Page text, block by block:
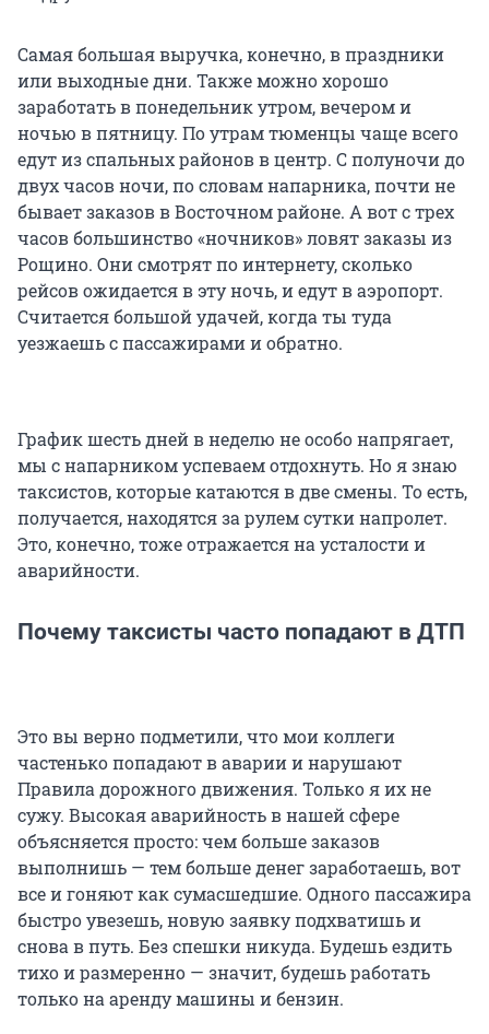
Самая большая выручка, конечно, в праздники
или выходные дни. Также можно хорошо
заработать в понедельник утром, вечером и
ночью в пятницу. По утрам тюменцы чаще всего
едут из спальных районов в центр. С полуночи до
двух часов ночи, по словам напарника, почти не
бывает заказов в Восточном районе. А вот с трех
часов большинство «ночников» ловят заказы из
Рощино. Они смотрят по интернету, сколько
рейсов ожидается в эту ночь, и едут в аэропорт.
Считается большой удачей, когда ты туда
уезжаешь с пассажирами и обратно.
График шесть дней в неделю не особо напрягает,
мы с напарником успеваем отдохнуть. Но я знаю
таксистов, которые катаются в две смены. То есть,
получается, находятся за рулем сутки напролет.
Это, конечно, тоже отражается на усталости и
аварийности.
Почему таксисты часто попадают в ДТП
Это вы верно подметили, что мои коллеги
частенько попадают в аварии и нарушают
Правила дорожного движения. Только я их не
сужу. Высокая аварийность в нашей сфере
объясняется просто: чем больше заказов
выполнишь — тем больше денег заработаешь, вот
все и гоняют как сумасшедшие. Одного пассажира
быстро увезешь, новую заявку подхватишь и
снова в путь. Без спешки никуда. Будешь ездить
тихо и размеренно — значит, будешь работать
только на аренду машины и бензин.